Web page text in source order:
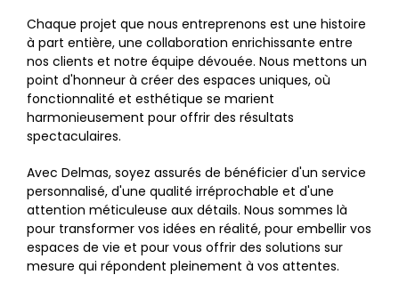
Chaque projet que nous entreprenons est une histoire
à part entière, une collaboration enrichissante entre
nos clients et notre équipe dévouée. Nous mettons un
point d'honneur à créer des espaces uniques, où
fonctionnalité et esthétique se marient
harmonieusement pour offrir des résultats
spectaculaires.
Avec Delmas, soyez assurés de bénéficier d'un service
personnalisé, d'une qualité irréprochable et d'une
attention méticuleuse aux détails. Nous sommes là
pour transformer vos idées en réalité, pour embellir vos
espaces de vie et pour vous offrir des solutions sur
mesure qui répondent pleinement à vos attentes.